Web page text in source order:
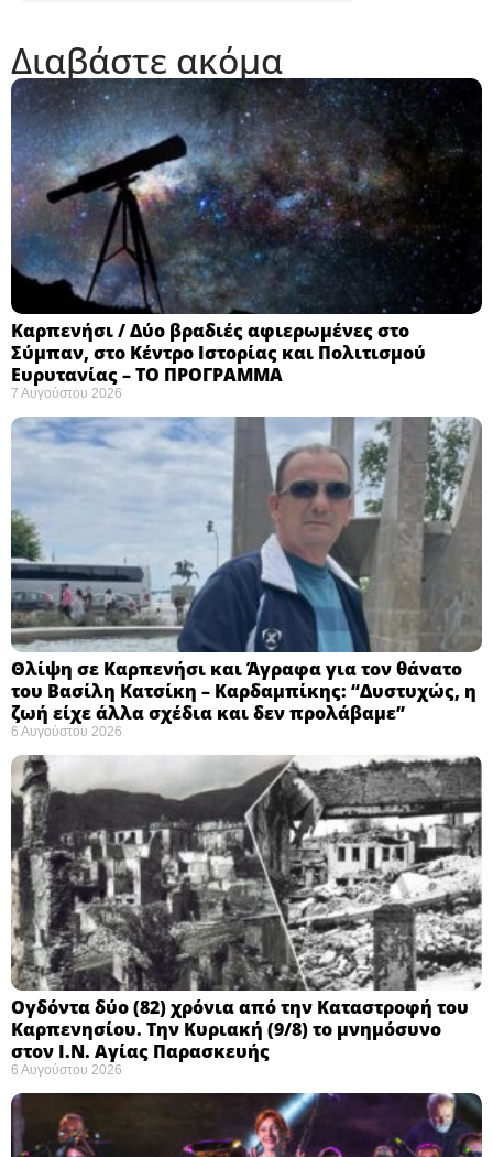
Διαβάστε ακόμα
Καρπενήσι / Δύο βραδιές αφιερωμένες στο
Σύμπαν, στο Κέντρο Ιστορίας και Πολιτισμού
Ευρυτανίας – ΤΟ ΠΡΟΓΡΑΜΜΑ
7 Αυγούστου 2026
Θλίψη σε Καρπενήσι και Άγραφα για τον θάνατο
του Βασίλη Κατσίκη – Καρδαμπίκης: “Δυστυχώς, η
ζωή είχε άλλα σχέδια και δεν προλάβαμε”
6 Αυγούστου 2026
Ογδόντα δύο (82) χρόνια από την Καταστροφή του
Καρπενησίου. Την Κυριακή (9/8) το μνημόσυνο
στον Ι.Ν. Αγίας Παρασκευής
6 Αυγούστου 2026